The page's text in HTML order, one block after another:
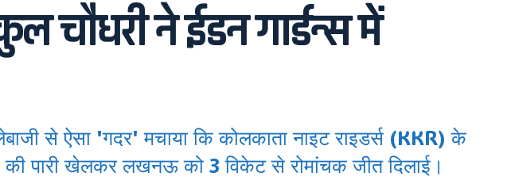
ने ईडन गार्डन्स में
ऐसा 'गदर' मचाया कि कोलकाता नाइट राइडर्स (KKR) के
पारी खेलकर लखनऊ को 3 विकेट से रोमांचक जीत दिलाई।